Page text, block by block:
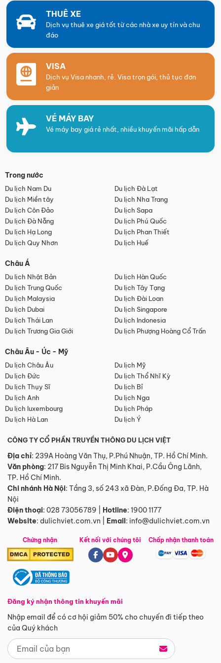
THUÊ XE
Dịch vụ thuê xe giá tốt từ các nhà xe uy tín và chu
đáo
VISA
Dịch vụ Visa nhanh, rẻ. Visa trọn gói, thủ tục đơn
giản
VÉ MÁY BAY
Vé máy bay giá rẻ nhất, nhiều khuyến mãi hấp dẫn
Trong nước
Du lịch Nam Du
Du lịch Đà Lạt
Du lịch Miền tây
Du lịch Nha Trang
Du lịch Côn Đảo
Du lịch Sapa
Du lịch Đà Nẵng
Du lịch Phú Quốc
Du lịch Hạ Long
Du lịch Phan Thiết
Du lịch Quy Nhơn
Du lịch Huế
Châu Á
Du lịch Nhật Bản
Du lịch Hàn Quốc
Du lịch Trung Quốc
Du lịch Tây Tạng
Du lịch Malaysia
Du lịch Đài Loan
Du lịch Dubai
Du lịch Singapore
Du lịch Thái Lan
Du lịch Indonesia
Du lịch Trương Gia Giới
Du lịch Phượng Hoàng Cổ Trấn
Châu Âu - Úc - Mỹ
Du lịch Châu Âu
Du lịch Mỹ
Du lịch Đức
Du lịch Thổ Nhĩ Kỳ
Du lịch Thụy Sĩ
Du lịch Bỉ
Du lịch Anh
Du lịch Nga
Du lịch luxembourg
Du lịch Pháp
Du lịch Hà Lan
Du lịch Ý
CÔNG TY CỔ PHẦN TRUYỀN THÔNG DU LỊCH VIỆT
Địa chỉ: 239A Hoàng Văn Thụ, P.Phú Nhuận, TP. Hồ Chí Minh.
Văn phòng: 217 Bis Nguyễn Thị Minh Khai, P.Cầu Ông Lãnh,
TP. Hồ Chí Minh.
Chi nhánh Hà Nội: Tầng 3, số 243 xã Đàn, P.Đống Đa, TP. Hà
Nội
Điện thoại: 028 73056789 Hotline: 1900 1177
Website: dulichviet.com.vn Email: info@dulichviet.com.vn
Chứng nhận
Đăng ký nhận thông tin khuyến mãi
Nhập email để có cơ hội giảm 50% cho chuyến đi tiếp theo
của Quý khách
Kết nối với chúng tôi Chấp nhận thanh toán